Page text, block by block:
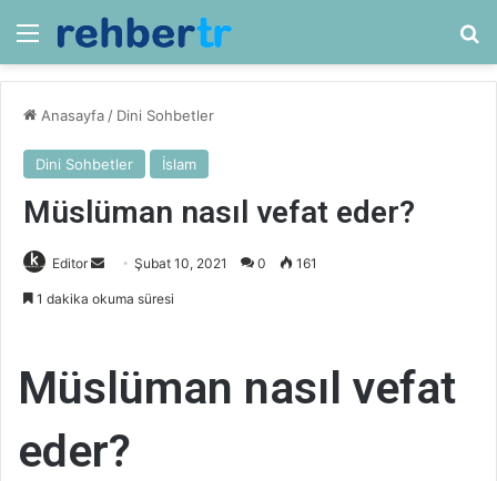
Menü
Anasayfa / Dini Sohbetler
Dini Sohbetler İslam
Müslüman nasıl vefat eder?
Editor
Bir
Şubat 10, 2021 0 161
1 dakika okuma süresi
Müslüman nasıl vefat
eder?